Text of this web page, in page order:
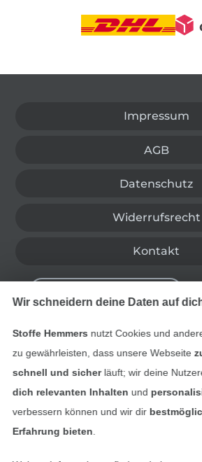
Impressum
AGB
Datenschutz
Widerrufsrecht
Kontakt
Finde mehr
Wir schneidern deine Daten auf
Stoffe Hemmers nutzt Cookies und
zu gewährleisten, dass unsere Webseite
schnell und sicherläuft; wir deine
dich relevanten Inhalten und
verbessern können und wir dir
Erfahrung bieten